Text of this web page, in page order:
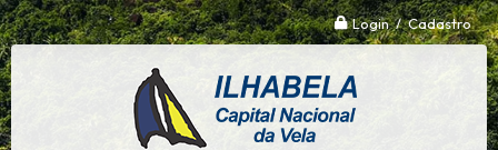
Login / Cadastro